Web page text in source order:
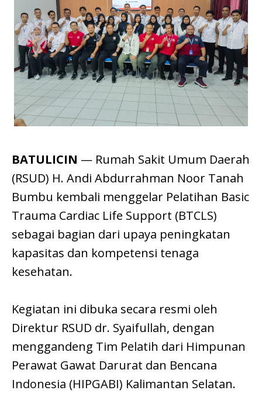
BATULICIN — Rumah Sakit Umum Daerah
(RSUD) H. Andi Abdurrahman Noor Tanah
Bumbu kembali menggelar Pelatihan Basic
Trauma Cardiac Life Support (BTCLS)
sebagai bagian dari upaya peningkatan
kapasitas dan kompetensi tenaga
kesehatan.
Kegiatan ini dibuka secara resmi oleh
Direktur RSUD dr. Syaifullah, dengan
menggandeng Tim Pelatih dari Himpunan
Perawat Gawat Darurat dan Bencana
Indonesia (HIPGABI) Kalimantan Selatan.